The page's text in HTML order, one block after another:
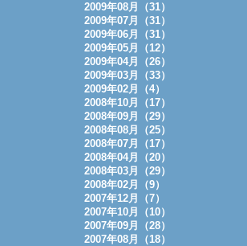
2009年08月（31）
2009年07月（31）
2009年06月（31）
2009年05月（12）
2009年04月（26）
2009年03月（33）
2009年02月（4）
2008年10月（17）
2008年09月（29）
2008年08月（25）
2008年07月（17）
2008年04月（20）
2008年03月（29）
2008年02月（9）
2007年12月（7）
2007年10月（10）
2007年09月（28）
2007年08月（18）